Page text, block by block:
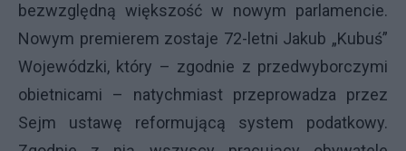
bezwzględną większość w nowym parlamencie.
Nowym premierem zostaje 72-letni Jakub „Kubuś”
Wojewódzki, który – zgodnie z przedwyborczymi
obietnicami – natychmiast przeprowadza przez
Sejm ustawę reformującą system podatkowy.